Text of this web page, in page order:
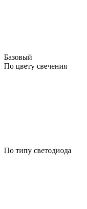
Базовый
По цвету свечения
По типу светодиода